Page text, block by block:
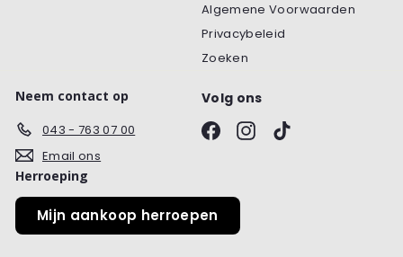
Algemene Voorwaarden
Privacybeleid
Zoeken
Neem contact op
043 - 763 07 00
Email ons
Volg ons
FacebookInstagram
TikTok
Herroeping
Mijn aankoop herroepen